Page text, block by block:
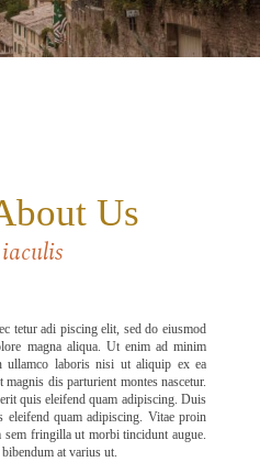
Us
tetur adi piscing elit, sed do eiusmod
magna aliqua. Ut enim ad minim
ullamco laboris nisi ut aliquip ex ea
dis parturient montes nascetur.
quis eleifend quam adipiscing. Duis
eleifend quam adipiscing. Vitae proin
fringilla ut morbi tincidunt augue.
at varius ut.